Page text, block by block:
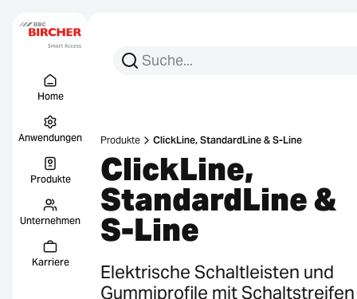
Home
Anwendungen
Produkte
Unternehmen
Karriere
Suchen Sie nach:
Suche
Produkte ClickLine, StandardLine & S-Line
ClickLine,
StandardLine &
S-Line
Elektrische Schaltleisten und
Gummiprofile mit Schaltstreifen